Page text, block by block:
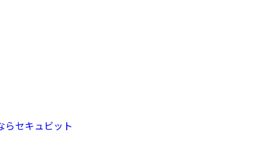
らセキュビット